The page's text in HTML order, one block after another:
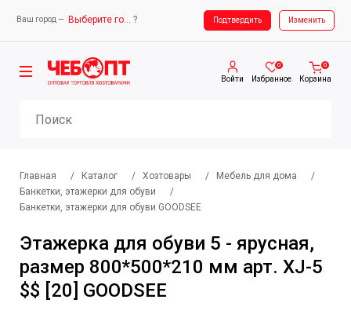
Ваш город — Выберите город ? Подтвердить Изменить
Ваш город — Выберите город
Войти
0
Избранное
0
Корзина
Главная / Каталог / Хозтовары / Мебель для дома
/
Банкетки, этажерки для обуви
/
Банкетки, этажерки для обуви GOODSEE
Этажерка для обуви 5 - ярусная,
размер 800*500*210 мм арт. XJ-5
$$ [20] GOODSEE